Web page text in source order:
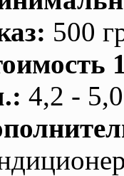
: 500
: 4,2 -